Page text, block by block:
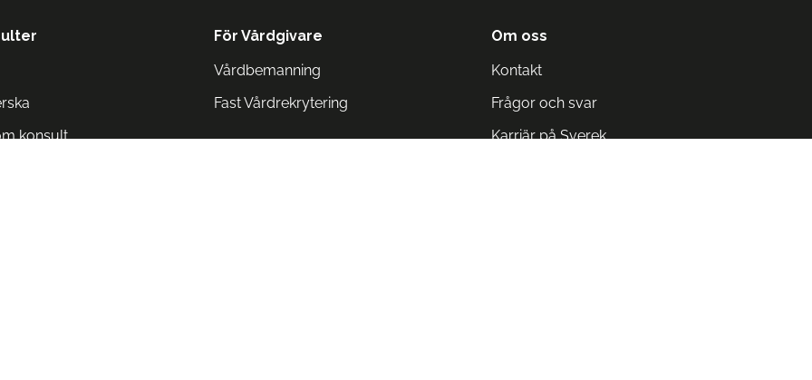
konsult
För Vårdgivare
Vårdbemanning
Fast Vårdrekrytering
Om oss
Kontakt
Frågor och svar
Karriär på Sverek